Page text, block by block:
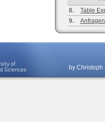
8.
Table
9.
by